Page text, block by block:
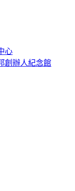
心
創辦人紀念館